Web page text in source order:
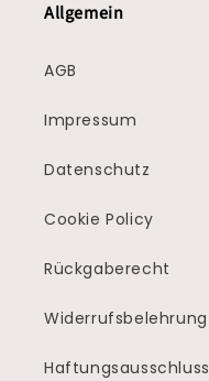
Allgemein
AGB
Impressum
Datenschutz
Cookie Policy
Rückgaberecht
Widerrufsbelehrung
Haftungsausschluss